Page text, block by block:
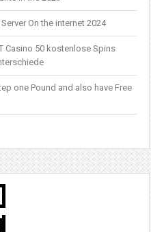
On the internet 2024
Casino 50 kostenlose Spins
one Pound and also have Free